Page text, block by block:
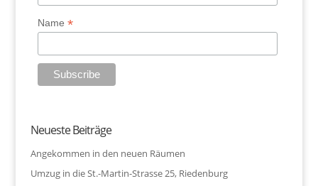
Name*
Neueste Beiträge
Angekommen in den neuen Räumen
Umzug in die St.-Martin-Strasse 25, Riedenburg